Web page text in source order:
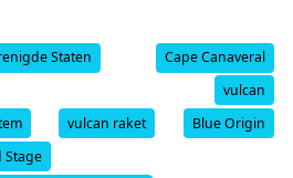
Staten
Cape Canaveral
vulcan
vulcan raket
Blue Origin
Stage